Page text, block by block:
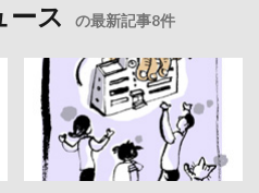
ース の最新記事8件